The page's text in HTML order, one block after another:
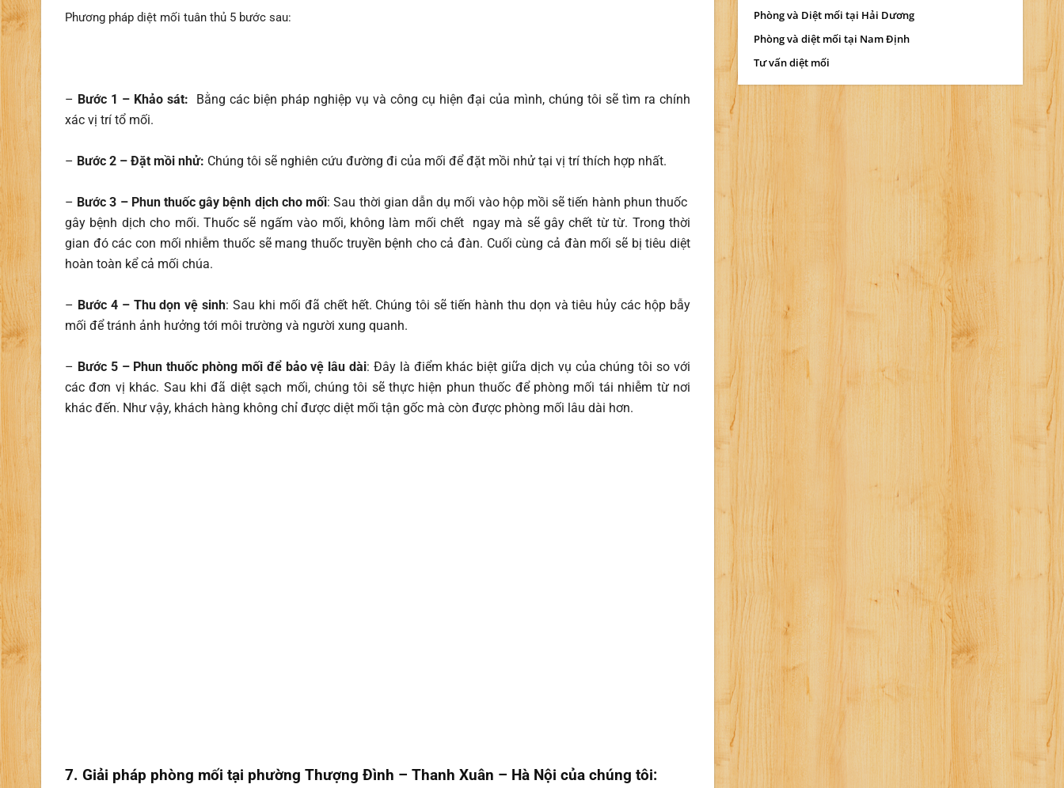
Phương pháp diệt mối tuân thủ 5 bước sau:
– Bước 1 – Khảo sát: Bằng các biện pháp nghiệp vụ và công cụ hiện đại của mình, chúng tôi sẽ tìm ra chính
xác vị trí tổ mối.
– Bước 2 – Đặt mồi nhử: Chúng tôi sẽ nghiên cứu đường đi của mối để đặt mồi nhử tại vị trí thích hợp nhất.
– Bước 3 – Phun thuốc gây bệnh dịch cho mối: Sau thời gian dẫn dụ mối vào hộp mồi sẽ tiến hành phun thuốc
gây bệnh dịch cho mối. Thuốc sẽ ngấm vào mối, không làm mối chết ngay mà sẽ gây chết từ từ. Trong thời
gian đó các con mối nhiễm thuốc sẽ mang thuốc truyền bệnh cho cả đàn. Cuối cùng cả đàn mối sẽ bị tiêu diệt
hoàn toàn kể cả mối chúa.
– Bước 4 – Thu dọn vệ sinh: Sau khi mối đã chết hết. Chúng tôi sẽ tiến hành thu dọn và tiêu hủy các hộp bẫy
mối để tránh ảnh hưởng tới môi trường và người xung quanh.
– Bước 5 – Phun thuốc phòng mối để bảo vệ lâu dài: Đây là điểm khác biệt giữa dịch vụ của chúng tôi so với
các đơn vị khác. Sau khi đã diệt sạch mối, chúng tôi sẽ thực hiện phun thuốc để phòng mối tái nhiễm từ nơi
khác đến. Như vậy, khách hàng không chỉ được diệt mối tận gốc mà còn được phòng mối lâu dài hơn.
7. Giải pháp phòng mối tại phường Thượng Đình – Thanh Xuân – Hà Nội của chúng tôi:
Phòng và Diệt mối tại Hải Dương
Phòng và diệt mối tại Nam Định
Tư vấn diệt mối